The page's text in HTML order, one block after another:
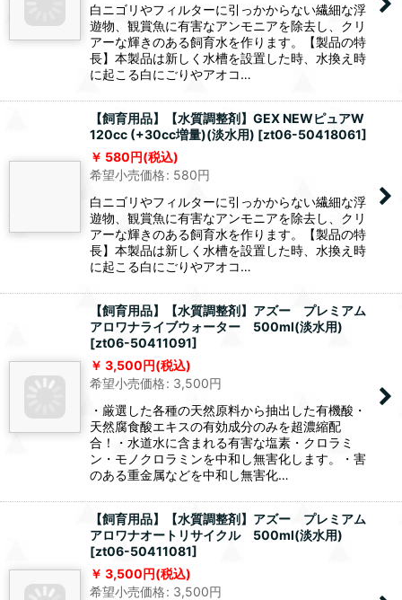
白ニゴリやフィルターに引っかからない繊細な浮
遊物、観賞魚に有害なアンモニアを除去し、クリ
アーな輝きのある飼育水を作ります。【製品の特
長】本製品は新しく水槽を設置した時、水換え時
に起こる白にごりやアオコ…
【飼育用品】【水質調整剤】GEX NEWピュアW
120cc (+30cc増量)(淡水用) [zt06-50418061]
580円(税込)
希望小売価格: 580円
白ニゴリやフィルターに引っかからない繊細な浮
遊物、観賞魚に有害なアンモニアを除去し、クリ
アーな輝きのある飼育水を作ります。【製品の特
長】本製品は新しく水槽を設置した時、水換え時
に起こる白にごりやアオコ…
【飼育用品】【水質調整剤】アズー プレミアム
アロワナライブウォーター 500ml(淡水用)
[zt06-50411091]
3,500円(税込)
希望小売価格: 3,500円
・厳選した各種の天然原料から抽出した有機酸・
天然腐食酸エキスの有効成分のみを超濃縮配
合！・水道水に含まれる有害な塩素・クロラミ
ン・モノクロラミンを中和し無害化します。・害
のある重金属などを中和し無害化…
【飼育用品】【水質調整剤】アズー プレミアム
アロワナオートリサイクル 500ml(淡水用)
[zt06-50411081]
3,500円(税込)
希望小売価格: 3,500円